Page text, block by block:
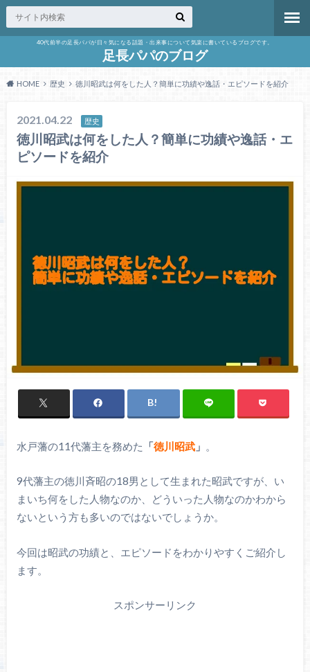
40代前半の足長パパが日々気になる話題・出来事について気楽に書いているブログです。
足長パパのブログ
HOME 歴史 徳川昭武は何をした人？簡単に功績や逸話・エピソードを紹介
2021.04.22 歴史
徳川昭武は何をした人？簡単に功績や逸話・エ
ピソードを紹介
水戸藩の11代藩主を務めた 「徳川昭武」 。
9代藩主の徳川斉昭の18男として生まれた昭武ですが、い
まいち何をした人物なのか、どういった人物なのかわから
ないという方も多いのではないでしょうか。
今回は昭武の功績と、エピソードをわかりやすくご紹介し
ます。
スポンサーリンク